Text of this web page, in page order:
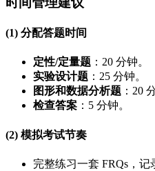
(1) 分配答题时间
定性/定量题 ：20 分钟。
实验设计题 ：25 分钟。
图形和数据分析题 ：20
检查答案 ：5 分钟。
(2) 模拟考试节奏
完整练习一套 FRQs，记